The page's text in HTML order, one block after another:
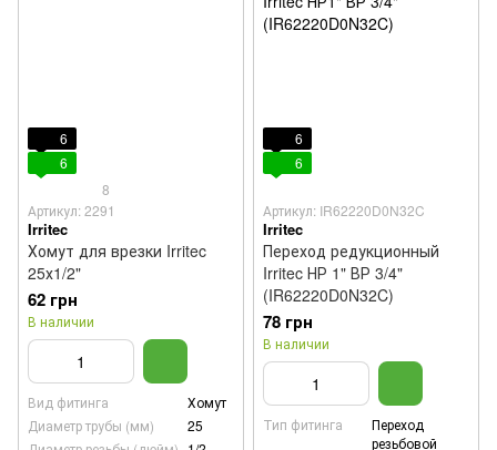
6
6
8
Артикул: 2291
Irritec
Хомут для врезки Irritec
25х1/2"
62 грн
В наличии
Вид фитинга
Хомут
Диаметр трубы (мм)
25
6
6
Артикул: IR62220D0N32C
Irritec
Переход редукционный
Irritec НР 1" ВР 3/4"
(IR62220D0N32C)
78 грн
В наличии
Тип фитинга
Переход
резьбовой